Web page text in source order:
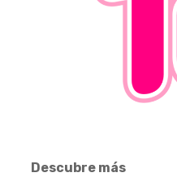
Descubre más